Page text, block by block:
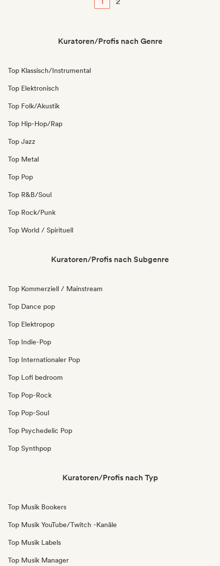
Kuratoren/Profis nach Genre
Top Klassisch/Instrumental
Top Elektronisch
Top Folk/Akustik
Top Hip-Hop/Rap
Top Jazz
Top Metal
Top Pop
Top R&B/Soul
Top Rock/Punk
Top World / Spirituell
Kuratoren/Profis nach Subgenre
Top Kommerziell / Mainstream
Top Dance pop
Top Elektropop
Top Indie-Pop
Top Internationaler Pop
Top Lofi bedroom
Top Pop-Rock
Top Pop-Soul
Top Psychedelic Pop
Top Synthpop
Kuratoren/Profis nach Typ
Top Musik Bookers
Top Musik YouTube/Twitch -Kanäle
Top Musik Labels
Top Musik Manager